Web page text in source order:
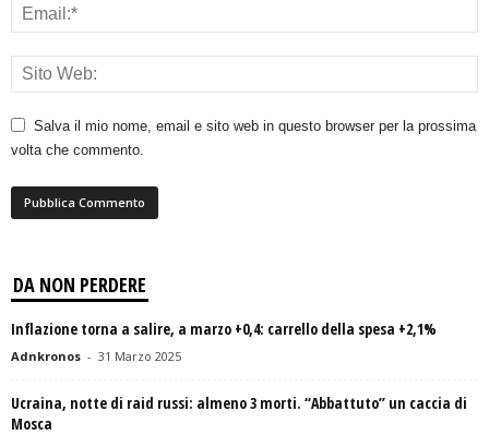
Salva il mio nome, email e sito web in questo browser per la prossima
volta che commento.
DA NON PERDERE
Inflazione torna a salire, a marzo +0,4: carrello della spesa +2,1%
Adnkronos - 31 Marzo 2025
Ucraina, notte di raid russi: almeno 3 morti. “Abbattuto” un caccia di
Mosca